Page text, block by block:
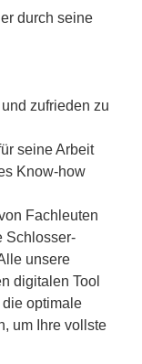
durch seine
zufrieden zu
seine Arbeit
Know-how
Fachleuten
Schlosser-
unsere
digitalen Tool
optimale
um Ihre vollste